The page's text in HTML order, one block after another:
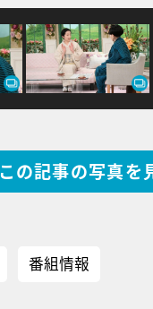
この記事の写真を
番組情報